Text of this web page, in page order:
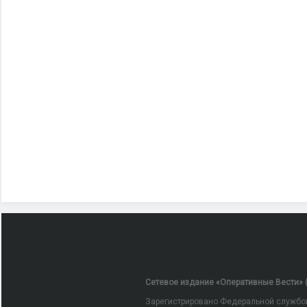
Сетевое издание «Оперативные Вести»
Зарегистрировано Федеральной